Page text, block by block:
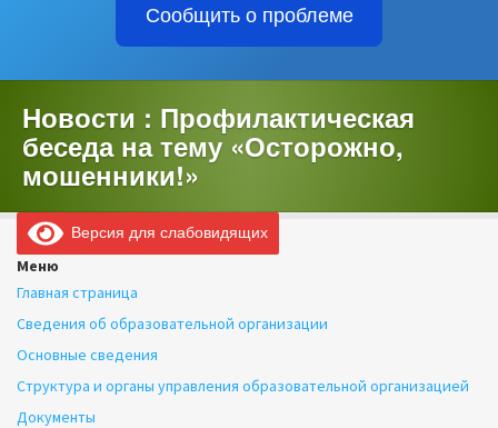
Сообщить о проблеме
Новости : Профилактическая
беседа на тему «Осторожно,
мошенники!»
Версия для слабовидящих
Меню
Главная страница
Сведения об образовательной организации
Основные сведения
Структура и органы управления образовательной организацией
Документы